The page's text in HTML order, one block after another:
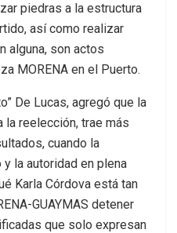
piedras a la estructura
así como realizar
alguna, son actos
MORENA en el Puerto.
De Lucas, agregó que la
la reelección, trae más
cuando la
la autoridad en plena
Karla Córdova está tan
GUAYMAS detener
que solo expresan